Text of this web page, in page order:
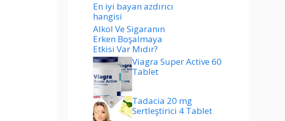
En iyi bayan azdırıcı
hangisi
Alkol Ve Sigaranın
Erken Boşalmaya
Etkisi Var Mıdır?
Viagra Super Active 60
Tablet
Tadacia 20 mg
Sertleştirici 4 Tablet